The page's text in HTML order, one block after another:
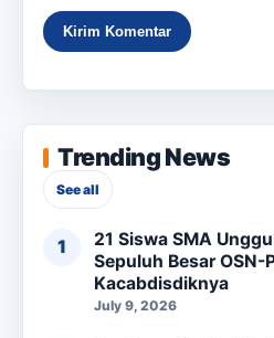
Trending News
See all
21 Siswa SMA
Sepuluh Besar OSN-
Kacabdisdiknya
July 9, 2026